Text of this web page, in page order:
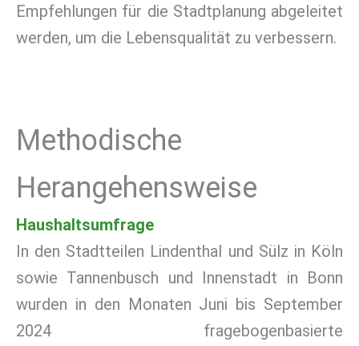
Empfehlungen für die Stadtplanung abgeleitet
werden, um die Lebensqualität zu verbessern.
Methodische
Herangehensweise
Haushaltsumfrage
In den Stadtteilen Lindenthal und Sülz in Köln
sowie Tannenbusch und Innenstadt in Bonn
wurden in den Monaten Juni bis September
2024 fragebogenbasierte